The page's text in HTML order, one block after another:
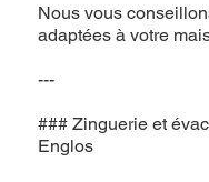
Nous vous
adaptées à votre
---
### Zinguerie et
Englos